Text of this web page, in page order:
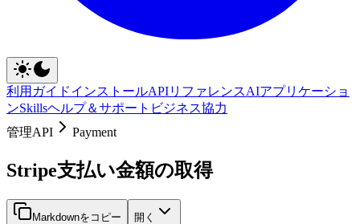
利用ガイドインストールAPIリファレンスAIアプリケーショ
ンSkillsヘルプ＆サポート ビジネス協力
管理API
Payment
Stripe支払い金額の取得
Markdownをコピー 開く